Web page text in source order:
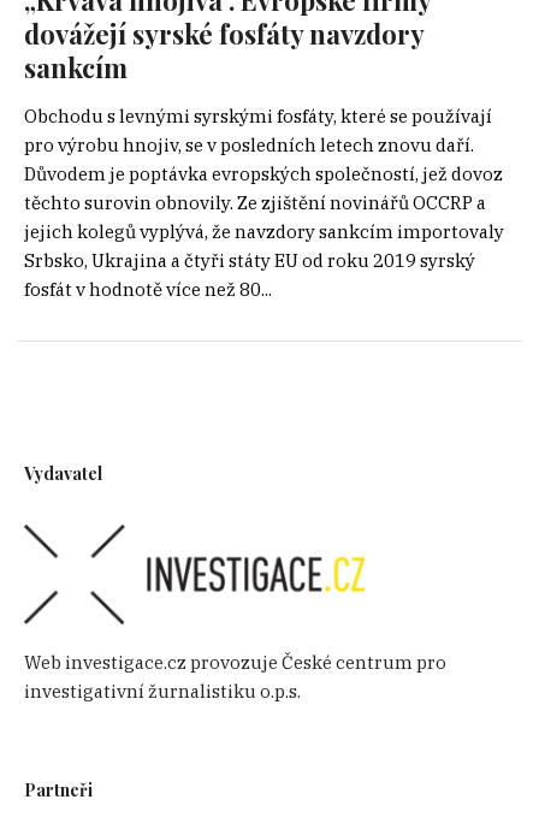
dovážejí syrské fosfáty navzdory
sankcím
Obchodu s levnými syrskými fosfáty, které se používají
pro výrobu hnojiv, se v posledních letech znovu daří.
Důvodem je poptávka evropských společností, jež dovoz
těchto surovin obnovily. Ze zjištění novinářů OCCRP a
jejich kolegů vyplývá, že navzdory sankcím importovaly
Srbsko, Ukrajina a čtyři státy EU od roku 2019 syrský
fosfát v hodnotě více než 80...
Vydavatel
Web investigace.cz provozuje České centrum pro
investigativní žurnalistiku o.p.s.
Partneři